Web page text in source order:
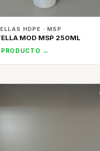
HDPE · MSP
MOD MSP 250ML
PRODUCTO →